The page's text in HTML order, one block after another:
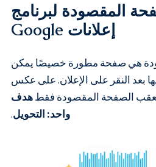
المقصودة لبرنامج
إعلانات Google
هي صفحة مطورة خصيصًا يمكن
بعد النقر على الإعلان. على عكس
الصفحة المقصودة فقطهدف
واحد: التحويل.